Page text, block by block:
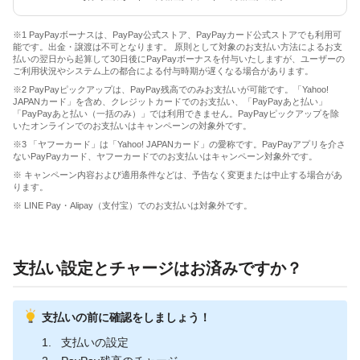
※1 PayPayボーナスは、PayPay公式ストア、PayPayカード公式ストアでも利用可
能です。出金・譲渡は不可となります。 原則として対象のお支払い方法によるお支
払いの翌日から起算して30日後にPayPayボーナスを付与いたしますが、ユーザーの
ご利用状況やシステム上の都合による付与時期が遅くなる場合があります。
※2 PayPayピックアップは、PayPay残高でのみお支払いが可能です。「Yahoo!
JAPANカード」を含め、クレジットカードでのお支払い、「PayPayあと払い」
「PayPayあと払い（一括のみ）」では利用できません。PayPayピックアップを除
いたオンラインでのお支払いはキャンペーンの対象外です。
※3 「ヤフーカード」は「Yahoo! JAPANカード」の愛称です。PayPayアプリを介さ
ないPayPayカード、ヤフーカードでのお支払いはキャンペーン対象外です。
※ キャンペーン内容および適用条件などは、予告なく変更または中止する場合があ
ります。
※ LINE Pay・Alipay（支付宝）でのお支払いは対象外です。
支払い設定とチャージはお済みですか？
支払いの前に確認をしましょう！
支払いの設定